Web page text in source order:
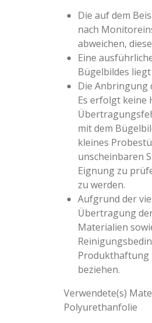
Die auf dem
nach
abweichen,
Eine
Bügelbildes
Die Anbringung
Es erfolgt keine
mit dem
kleines
unscheinbaren
Eignung zu
zu werden.
Aufgrund der
Übertragung
Materialien
Produkthaftung
beziehen.
Verwendete(s)
Polyurethanfolie